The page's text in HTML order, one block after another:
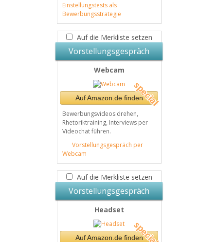
Einstellungstests als
Bewerbungsstrategie
Auf die Merkliste setzen
Vorstellungsgespräch
Webcam
Auf Amazon.de finden
Bewerbungsvideos drehen,
Rhetoriktraining, Interviews per
Videochat führen.
Vorstellungsgespräch per
Webcam
Auf die Merkliste setzen
Vorstellungsgespräch
Headset
Auf Amazon.de finden